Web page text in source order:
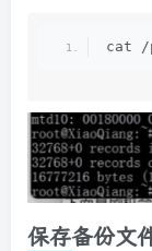
cat /
保存备份文